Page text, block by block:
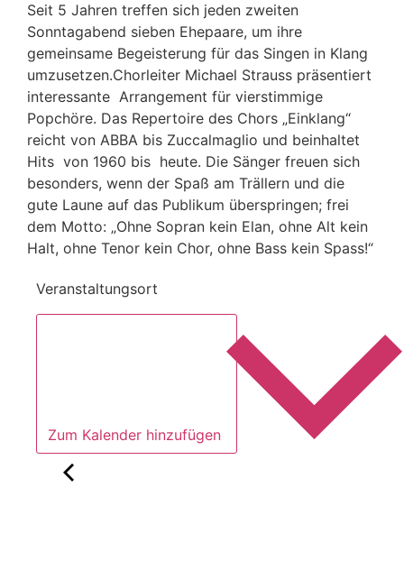
Seit 5 Jahren treffen sich jeden zweiten
Sonntagabend sieben Ehepaare, um ihre
gemeinsame Begeisterung für das Singen in Klang
umzusetzen.Chorleiter Michael Strauss präsentiert
interessante Arrangement für vierstimmige
Popchöre. Das Repertoire des Chors „Einklang“
reicht von ABBA bis Zuccalmaglio und beinhaltet
Hits von 1960 bis heute. Die Sänger freuen sich
besonders, wenn der Spaß am Trällern und die
gute Laune auf das Publikum überspringen; frei
dem Motto: „Ohne Sopran kein Elan, ohne Alt kein
Halt, ohne Tenor kein Chor, ohne Bass kein Spass!“
Veranstaltungsort
Zum Kalender hinzufügen